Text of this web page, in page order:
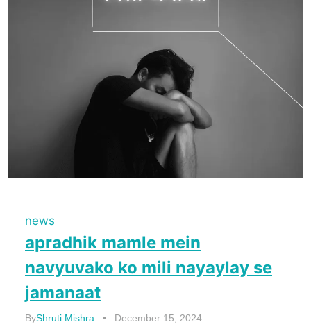
news
apradhik mamle mein
navyuvako ko mili nayaylay se
jamanaat
ByShruti Mishra December 15, 2024